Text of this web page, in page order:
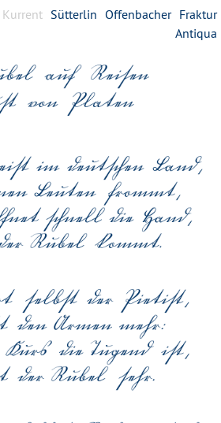
Kurrent Sütterlin Offenbacher Fraktur
Antiqua